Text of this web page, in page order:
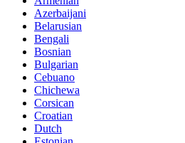
Azerbaijani
Belarusian
Bengali
Bosnian
Bulgarian
Cebuano
Chichewa
Corsican
Croatian
Dutch